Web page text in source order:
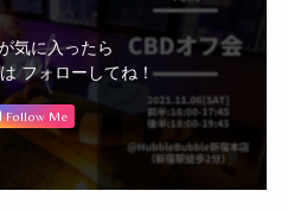
気に入ったら
フォローしてね！
Follow Me